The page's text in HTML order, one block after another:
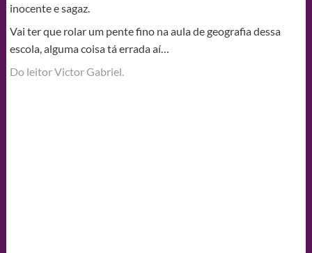
inocente e sagaz.
Vai ter que rolar um pente fino na aula de geografia dessa
escola, alguma coisa tá errada aí…
Do leitor Victor Gabriel.